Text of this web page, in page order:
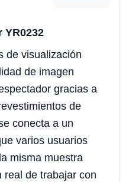
de visualización
de imagen
gracias a
de
conecta a un
varios usuarios
misma muestra
real de trabajar con